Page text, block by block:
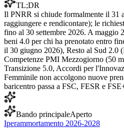
TL;DR
Il PNRR si chiude formalmente il 31
raggiungere e rendicontare); le
fino al 30 settembre 2026. A maggio
beni 4.0 per chi ha prenotato entro
il 30 giugno 2026), Resto al Sud 2.0
Competenze PMI Mezzogiorno (50
Transizione 5.0, Accordi per
Femminile non accolgono nuove
baricentro passa a FSC, FESR e
Bando principaleAperto
Iperammortamento 2026-2028